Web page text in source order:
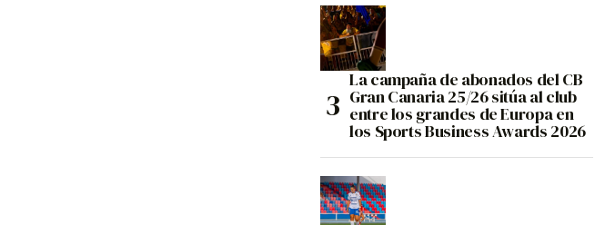
La campaña de abonados del CB
Gran Canaria 25/26 sitúa al club
entre los grandes de Europa en
los Sports Business Awards 2026